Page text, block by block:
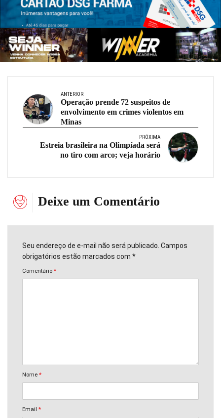
ANTERIOR
Operação prende 72 suspeitos de
envolvimento em crimes violentos em
Minas
PRÓXIMA
Estreia brasileira na Olimpíada será
no tiro com arco; veja horário
Deixe um Comentário
Seu endereço de e-mail não será publicado. Campos
obrigatórios estão marcados com *
Comentário *
Nome *
Email *